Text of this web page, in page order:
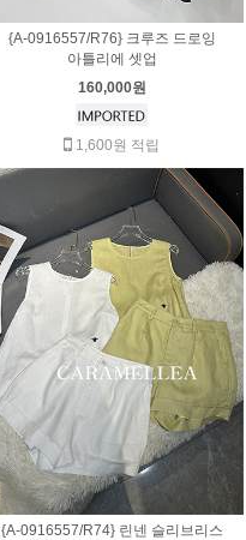
{A-0916557/R76} 크루즈 드로잉
아틀리에 셋업
160,000원
1,600원 적립
{A-0916557/R74} 린넨 슬리브리스